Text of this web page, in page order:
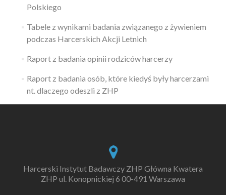
Polskiego
Tabele z wynikami badania związanego z żywieniem
podczas Harcerskich Akcji Letnich
Raport z badania opinii rodziców harcerzy
Raport z badania osób, które kiedyś były harcerzami
nt. dlaczego odeszli z ZHP
Harcerski Instytut Badawczy ZHP Główna Kwatera
ZHP ul. Konopnickiej 6 00-491 Warszawa